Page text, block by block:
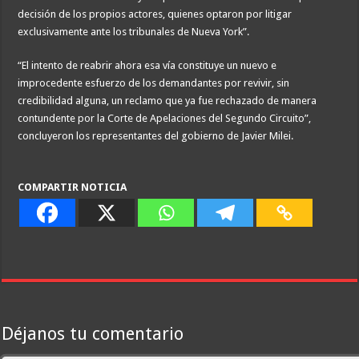
decisión de los propios actores, quienes optaron por litigar
exclusivamente ante los tribunales de Nueva York”.
“El intento de reabrir ahora esa vía constituye un nuevo e
improcedente esfuerzo de los demandantes por revivir, sin
credibilidad alguna, un reclamo que ya fue rechazado de manera
contundente por la Corte de Apelaciones del Segundo Circuito”,
concluyeron los representantes del gobierno de Javier Milei.
COMPARTIR NOTICIA
Déjanos tu comentario